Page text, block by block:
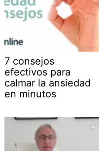
7 consejos
efectivos para
calmar la ansiedad
en minutos